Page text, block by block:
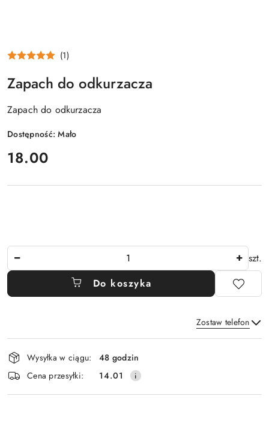
(1)
Zapach do odkurzacza
Zapach do odkurzacza
Dostępność:Mało
cena:
18.00
szt.
Do koszyka
Zostaw telefon
Wyślij
Dostępność
i
dostawa
Wysyłka w ciągu:
48 godzin
Cena przesyłki:
14.01